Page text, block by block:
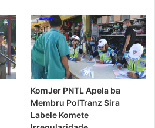
KomJer PNTL Apela ba
Membru PolTranz Sira
Labele Komete